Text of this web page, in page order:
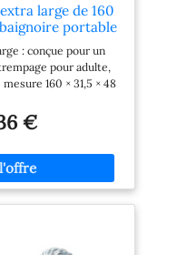
large de 160
portable
baignoire
cabine de
pliable pour petite
appartement
: conçue pour un
pour adulte,
160 × 31,5 × 48
spacieux pour la
salles de douche, les
baignoire intégrée.
une vidange facile :
latéral et un drain
fonctionne bien
€